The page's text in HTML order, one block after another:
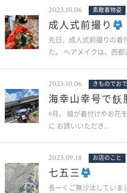
2023.10.06 素敵着物姿
成人式前撮り
先日、成人式前撮りの着
た。 ヘアメイクは、西
2023.10.06 きものでお
海幸山幸号で飫
9月。 娘が着付けやお花
に お誘いいただき…
2023.09.18 お店のこと
七五三
長ーくご無沙汰していま